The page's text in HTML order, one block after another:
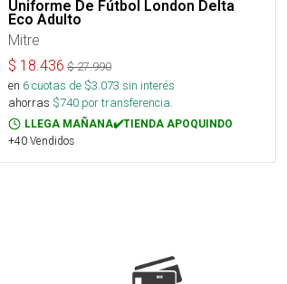
Uniforme De Fútbol London Delta
Eco Adulto
Mitre
$ 18.436 $27.990
en 6cuotas de $3.073 sin interés
ahorras $740 por transferencia.
LLEGA MAÑANA✔️TIENDA APOQUINDO
+40 Vendidos